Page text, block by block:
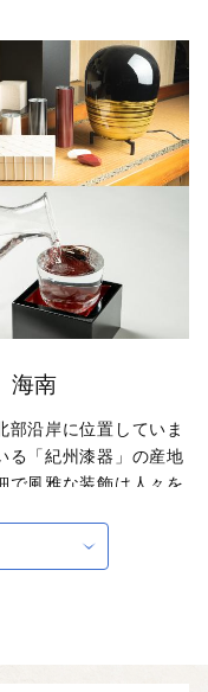
南
部沿岸に位置していま
る「紀州漆器」の産地
で風雅な装飾は人々を
チンなどの水回り商品
もに本市の地場産業と